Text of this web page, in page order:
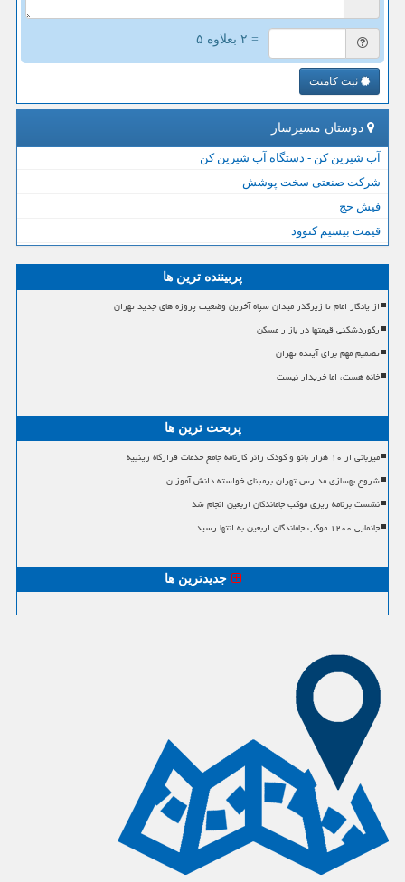
= ۲ بعلاوه ۵
ثبت کامنت
دوستان مسیرساز
آب شیرین کن - دستگاه آب شیرین کن
شرکت صنعتی سخت پوشش
فیش حج
قیمت بیسیم کنوود
پربیننده ترین ها
از یادگار امام تا زیرگذر میدان سپاه آخرین وضعیت پروژه های جدید تهران
رکوردشکنی قیمتها در بازار مسکن
تصمیم مهم برای آینده تهران
خانه هست، اما خریدار نیست
پربحث ترین ها
میزبانی از ۱۰ هزار بانو و کودک زائر کارنامه جامع خدمات قرارگاه زینبیه
شروع بهسازی مدارس تهران برمبنای خواسته دانش آموزان
نشست برنامه ریزی موکب جاماندگان اربعین انجام شد
جانمایی ۱۲۰۰ موکب جاماندگان اربعین به انتها رسید
جدیدترین ها